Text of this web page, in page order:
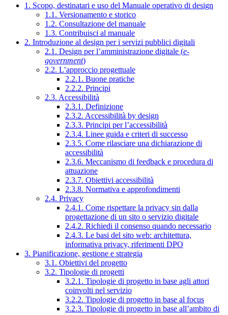
1. Scopo, destinatari e uso del Manuale operativo di design
1.1. Versionamento e storico
1.2. Consultazione del manuale
1.3. Contribuisci al manuale
2. Introduzione al design per i servizi pubblici digitali
2.1. Design per l’amministrazione digitale (e-
government)
2.2. L’approccio progettuale
2.2.1. Buone pratiche
2.2.2. Principi
2.3. Accessibilità
2.3.1. Definizione
2.3.2. Accessibilità by design
2.3.3. Principi per l’accessibilità
2.3.4. Linee guida e criteri di successo
2.3.5. Come rilasciare una dichiarazione di
accessibilità
2.3.6. Meccanismo di feedback e procedura di
attuazione
2.3.7. Obiettivi accessibilità
2.3.8. Normativa e approfondimenti
2.4. Privacy
2.4.1. Come rispettare la privacy sin dalla
progettazione di un sito o servizio digitale
2.4.2. Richiedi il consenso quando necessario
2.4.3. Le basi del sito web: architettura,
informativa privacy, riferimenti DPO
3. Pianificazione, gestione e strategia
3.1. Obiettivi del progetto
3.2. Tipologie di progetti
3.2.1. Tipologie di progetto in base agli attori
coinvolti nel servizio
3.2.2. Tipologie di progetto in base al focus
3.2.3. Tipologie di progetto in base all’ambito di